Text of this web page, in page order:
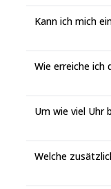
Kann ich mich
Wie erreiche ich
Um wie viel Uhr
Welche